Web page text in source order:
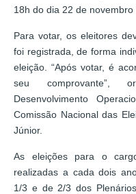
18h do dia 22 de novembro
Para votar, os eleitores
foi registrada, de forma
eleição. “Após votar, é
seu comprovante”,
Desenvolvimento
Comissão Nacional das
Júnior.
As eleições para o
realizadas a cada dois
1/3 e de 2/3 dos